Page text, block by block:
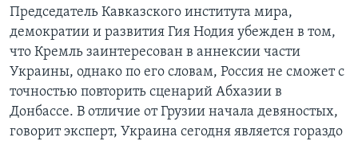
Председатель Кавказского института мира,
демократии и развития Гия Нодия убежден в том,
что Кремль заинтересован в аннексии части
Украины, однако по его словам, Россия не сможет с
точностью повторить сценарий Абхазии в
Донбассе. В отличие от Грузии начала девяностых,
говорит эксперт, Украина сегодня является гораздо